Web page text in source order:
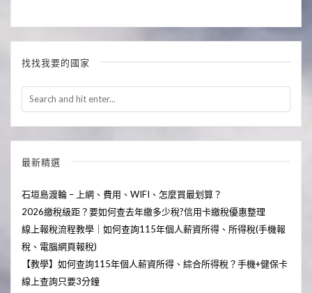
找找我要的國家
最新精選
石垣島渡輪 – 上網、費用、WIFI、怎麼買最划算？
2026繳稅級距？要如何查去年繳多少稅?信用卡繳稅優惠整理
線上報稅流程教學｜如何查詢115年個人薪資所得、所得稅(手機報
稅、電腦網頁報稅)
【教學】如何查詢115年個人薪資所得、綜合所得稅？手機+健保卡
線上查詢只要3分鐘